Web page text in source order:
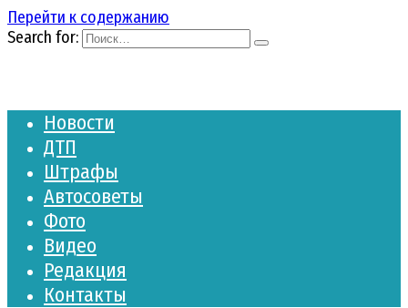
Перейти к содержанию
Search for:
Новости
ДТП
Штрафы
Автосоветы
Фото
Видео
Редакция
Контакты